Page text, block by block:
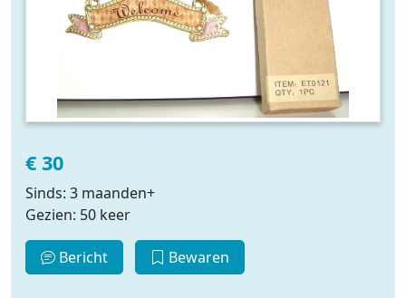
€ 30
Sinds: 3 maanden+
Gezien: 50 keer
Bericht Bewaren